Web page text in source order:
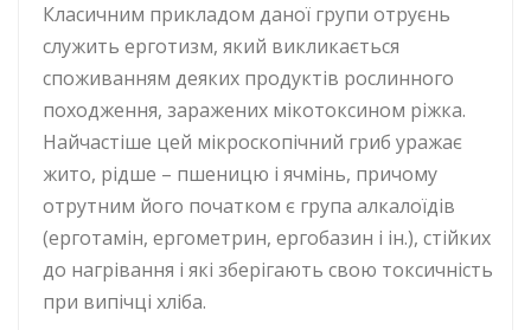
Класичним прикладом даної групи отруєнь
служить ерготизм, який викликається
споживанням деяких продуктів рослинного
походження, заражених мікотоксином ріжка.
Найчастіше цей мікроскопічний гриб уражає
жито, рідше – пшеницю і ячмінь, причому
отрутним його початком є група алкалоїдів
(ерготамін, ергометрин, ергобазин і ін.), стійких
до нагрівання і які зберігають свою токсичність
при випічці хліба.